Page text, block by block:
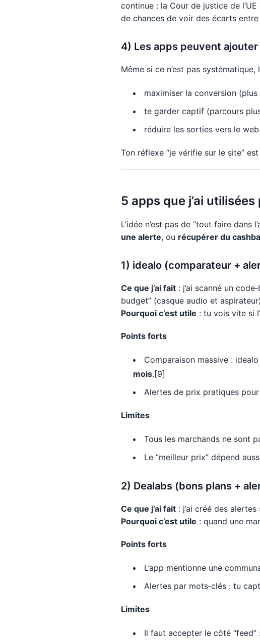
continue : la Cour de justice de
de chances de voir des écarts
4) Les apps peuvent
Même si ce n’est pas
maximiser la conversion (plus
te garder captif (parcours
réduire les sorties vers le
Ton réflexe “je vérifie sur le site”
5 apps que j’ai
L’idée n’est pas de “tout faire dans
une alerte, ou récupérer du
1) idealo (comparateur +
Ce que j’ai fait : j’ai scanné un
budget” (casque audio et
Pourquoi c’est utile : tu vois vite si
Points forts
Comparaison massive :
mois.[9]
Alertes de prix pratiques
Limites
Tous les marchands ne sont
Le “meilleur prix” dépend
2) Dealabs (bons plans +
Ce que j’ai fait : j’ai créé des alertes
Pourquoi c’est utile : quand une
Points forts
L’app mentionne une
Alertes par mots‑clés : tu
Limites
Il faut accepter le côté